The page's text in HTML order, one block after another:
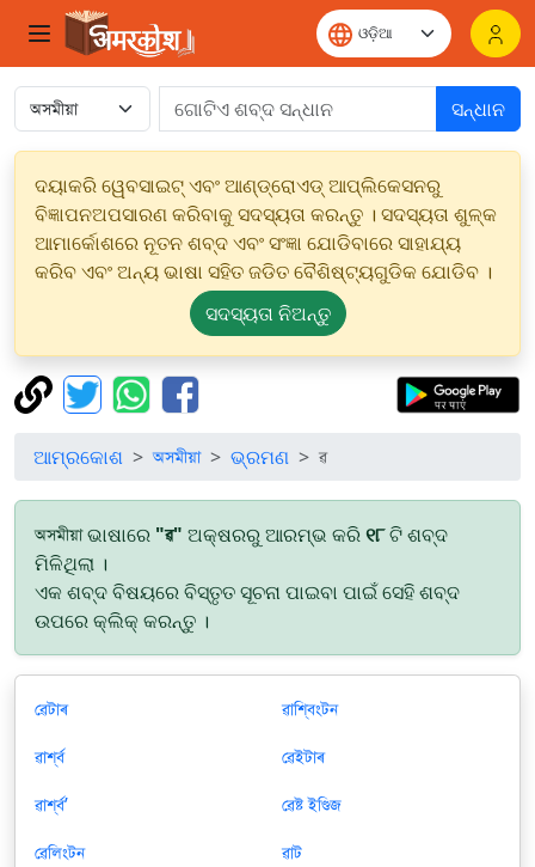
ସନ୍ଧାନ
ଦୟାକରି ୱେବସାଇଟ୍ ଏବଂ ଆଣ୍ଡ୍ରୋଏଡ୍ ଆପ୍ଲିକେସନରୁ
ବିଜ୍ଞାପନଅପସାରଣ କରିବାକୁ ସଦସ୍ୟତା କରନ୍ତୁ । ସଦସ୍ୟତା ଶୁଳ୍କ
ଆମାର୍କୋଶରେ ନୂତନ ଶବ୍ଦ ଏବଂ ସଂଜ୍ଞା ଯୋଡିବାରେ ସାହାଯ୍ୟ
କରିବ ଏବଂ ଅନ୍ୟ ଭାଷା ସହିତ ଜଡିତ ବୈଶିଷ୍ଟ୍ୟଗୁଡିକ ଯୋଡିବ ।
ସଦସ୍ୟତା ନିଅନ୍ତୁ
ଆମ୍ରକୋଶ অসমীয়া ଭ୍ରମଣ ৱ
অসমীয়া ଭାଷାରେ "ৱ" ଅକ୍ଷରରୁ ଆରମ୍ଭ କରି୧୮ଟି ଶବ୍ଦ
ମିଳିଥିଲା ।
ଏକ ଶବ୍ଦ ବିଷୟରେ ବିସ୍ତୃତ ସୂଚନା ପାଇବା ପାଇଁ ସେହି ଶବ୍ଦ
ଉପରେ କ୍ଲିକ୍ କରନ୍ତୁ ।
ৱেটাৰ
ৱার্শ্ব
ৱার্শ্বʼ
ৱেলিংটন
ৱাশ্বিংটন
ৱেইটাৰ
ৱেষ্ট ইণ্ডিজ
ৱাট